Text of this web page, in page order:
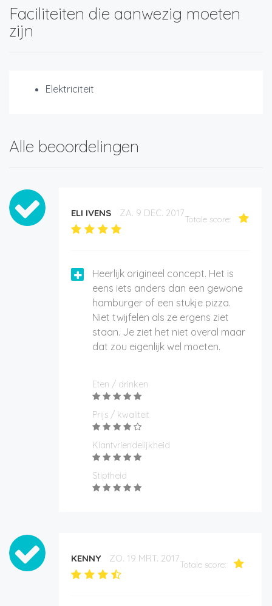
Faciliteiten die aanwezig moeten
zijn
Elektriciteit
Alle beoordelingen
ELI IVENS ZA. 9 DEC. 2017
Totale score:
Heerlijk origineel concept. Het is
eens iets anders dan een gewone
hamburger of een stukje pizza.
Niet twijfelen als ze ergens ziet
staan. Je ziet het niet overal maar
dat zou eigenlijk wel moeten.
Eten / drinken
Prijs / kwaliteit
Klantvriendelijkheid
Stiptheid
KENNY ZO. 19 MRT. 2017
Totale score: